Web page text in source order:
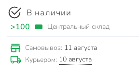
В наличии
>100 Центральный склад
Самовывоз: 11 августа
Курьером: 10 августа